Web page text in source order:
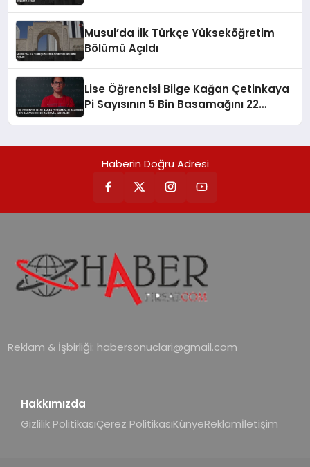
Musul’da İlk Türkçe Yükseköğretim
Bölümü Açıldı
Lise Öğrencisi Bilge Kağan Çetinkaya
Pi Sayısının 5 Bin Basamağını 22
Haberin Doğru Adresi
Reklam & İşbirliği: habersonuclari@gmail.com
Hakkımızda
Gizlilik PolitikasıÇerez PolitikasıKünyeReklamİletişim